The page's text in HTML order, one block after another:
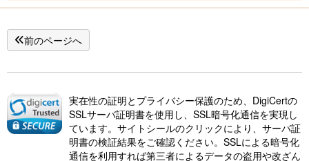
前のページへ
実在性の証明とプライバシー保護のため、DigiCertの
SSLサーバ証明書を使用し、SSL暗号化通信を実現し
ています。サイトシールのクリックにより、サーバ証
明書の検証結果をご確認ください。SSLによる暗号化
通信を利用すれば第三者によるデータの盗用や改ざん